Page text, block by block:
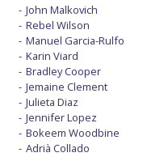
John Malkovich
Rebel Wilson
Manuel Garcia-Rulfo
Karin Viard
Bradley Cooper
Jemaine Clement
Julieta Diaz
Jennifer Lopez
Bokeem Woodbine
Adrià Collado